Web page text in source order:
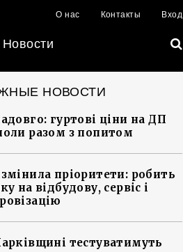
О нас Контакты Вход
Новости
НОВОСТИ
гуртові ціни на ДП
разом з попитом
змінила пріоритети: робить
на відбудову, сервіс і
тестуватимуть